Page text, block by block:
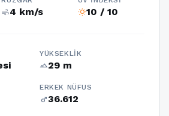
air4 km/s wb_sunny10 / 10
YÜKSEKLIK
terrain29 m
ERKEK NÜFUS
male36.612